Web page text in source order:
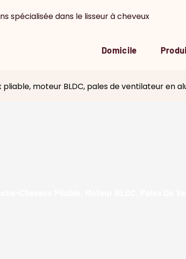
spécialisée dans le lisseur à cheveux
Domicile
moteur BLDC, pales de ventilateur en